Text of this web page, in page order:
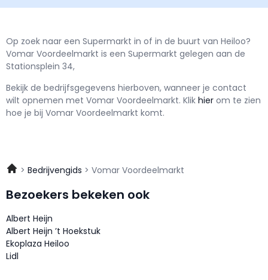
Op zoek naar een Supermarkt in of in de buurt van Heiloo?
Vomar Voordeelmarkt is een Supermarkt gelegen aan de
Stationsplein 34,
Bekijk de bedrijfsgegevens hierboven, wanneer je contact
wilt opnemen met Vomar Voordeelmarkt. Klik hier om te zien
hoe je bij Vomar Voordeelmarkt komt.
Bedrijvengids Vomar Voordeelmarkt
Bezoekers bekeken ook
Albert Heijn
Albert Heijn ’t Hoekstuk
Ekoplaza Heiloo
Lidl